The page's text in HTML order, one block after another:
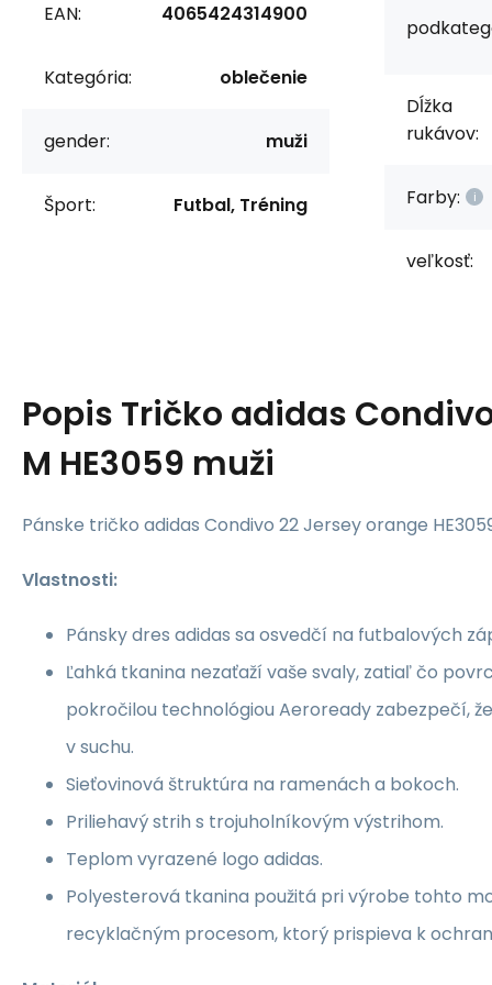
EAN: 4065424314900
Kategória: oblečenie
gender: muži
Šport: Futbal, Tréning
Dĺžka
rukávov:
Farby:
veľkosť:
Popis Tričko adidas
M HE3059 muži
Pánske tričko adidas Condivo 22 Jersey orange
Vlastnosti:
Pánsky dres adidas sa osvedčí na futbalových
Ľahká tkanina nezaťaží vaše svaly, zatiaľ čo
pokročilou technológiou Aeroready zabezpečí,
v suchu.
Sieťovinová štruktúra na ramenách a bokoch.
Priliehavý strih s trojuholníkovým výstrihom.
Teplom vyrazené logo adidas.
Polyesterová tkanina použitá pri výrobe tohto
recyklačným procesom, ktorý prispieva k